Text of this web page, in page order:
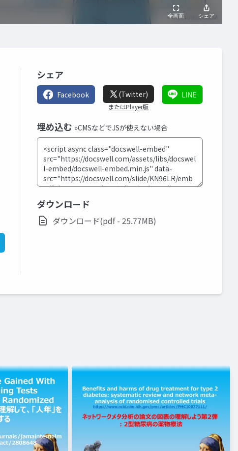
シェア
Facebook (Twitter)
またはPlayer版
LINE
埋め込む »CMSなどでJSが使えない場合
ダウンロード
ダウンロード(pdf - 25.77MB)